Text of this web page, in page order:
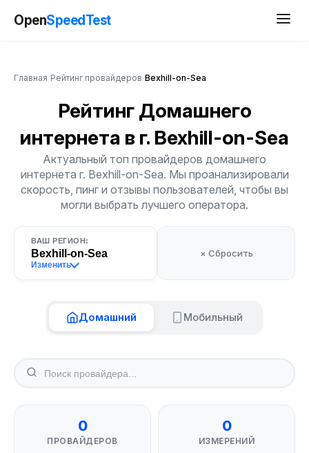
OpenSpeedTest
Главная Рейтинг провайдеров Bexhill-on-Sea
Рейтинг Домашнего
интернета в г. Bexhill-on-Sea
Актуальный топ провайдеров домашнего
интернета г. Bexhill-on-Sea. Мы проанализировали
скорость, пинг и отзывы пользователей, чтобы вы
могли выбрать лучшего оператора.
ВАШ РЕГИОН:
Bexhill-on-Sea
Изменить
× Сбросить
Домашний Мобильный
0
ПРОВАЙДЕРОВ
0
ИЗМЕРЕНИЙ